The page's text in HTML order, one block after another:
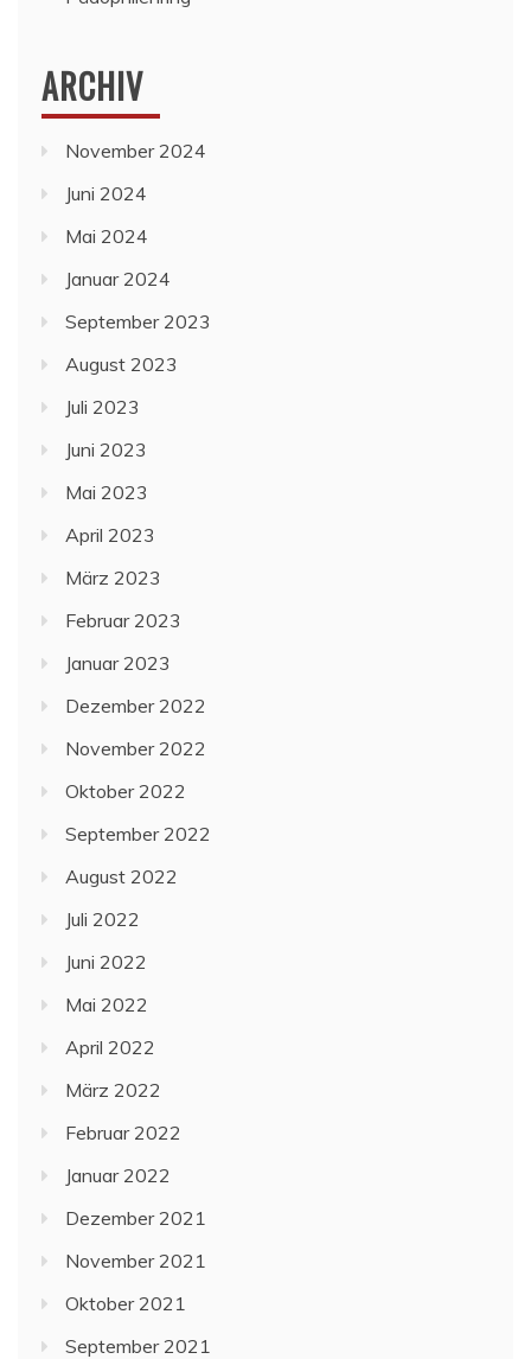
ARCHIV
November 2024
Juni 2024
Mai 2024
Januar 2024
September 2023
August 2023
Juli 2023
Juni 2023
Mai 2023
April 2023
März 2023
Februar 2023
Januar 2023
Dezember 2022
November 2022
Oktober 2022
September 2022
August 2022
Juli 2022
Juni 2022
Mai 2022
April 2022
März 2022
Februar 2022
Januar 2022
Dezember 2021
November 2021
Oktober 2021
September 2021